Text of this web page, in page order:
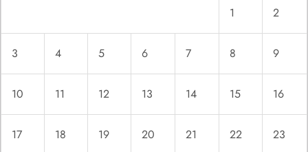
1 2
3 4 5 6 7 8 9
10 11 12 13 14 15 16
17 18 19 20 21 22 23